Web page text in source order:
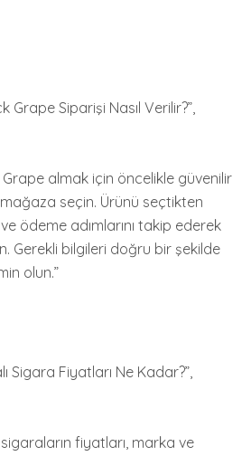
Grape Siparişi Nasıl Verilir?”,
almak için öncelikle güvenilir
seçin. Ürünü seçtikten
ödeme adımlarını takip ederek
Gerekli bilgileri doğru bir şekilde
olun.”
Sigara Fiyatları Ne Kadar?”,
sigaraların fiyatları, marka ve